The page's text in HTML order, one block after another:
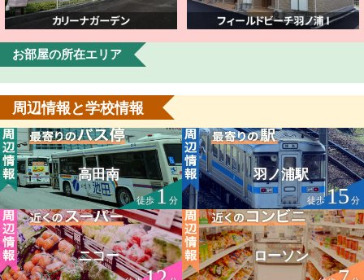
お部屋の所在エリア
周辺情報と学校情報
高田南
徒歩1 分
羽ノ浦駅
徒歩15 分
ニコー ローソン